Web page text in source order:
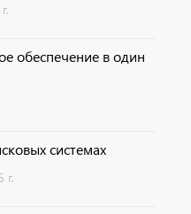
обеспечение в один
системах
г.